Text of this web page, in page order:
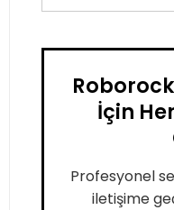
İçin
Profesyonel
iletişime